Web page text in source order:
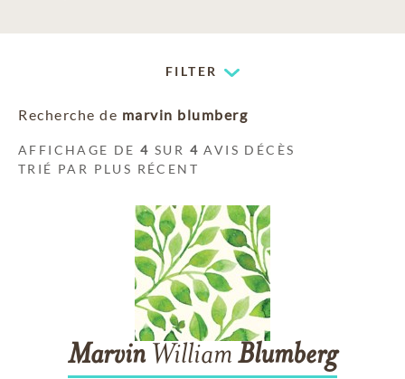
FILTER
Recherche de marvin blumberg
AFFICHAGE DE4 SUR 4 AVIS DÉCÈS
TRIÉ PAR PLUS RÉCENT
Marvin William Blumberg